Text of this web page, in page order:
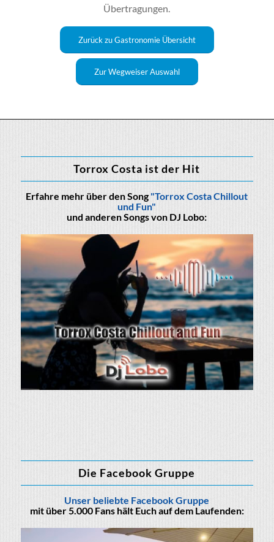
Übertragungen.
Zurück zu Gastronomie Übersicht
Zur Wegweiser Auswahl
Torrox Costa ist der Hit
Erfahre mehr über den Song"Torrox Costa Chillout
und Fun"
und anderen Songs von DJ Lobo:
Die Facebook Gruppe
Unser beliebte Facebook Gruppe
mit über 5.000 Fans hält Euch auf dem Laufenden: